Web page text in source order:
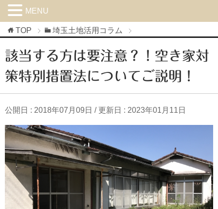
TOP 埼玉土地活用コラム
該当する方は要注意？！空き家対
策特別措置法についてご説明！
公開日 : 2018年07月09日 / 更新日 : 2023年01月11日
MENU